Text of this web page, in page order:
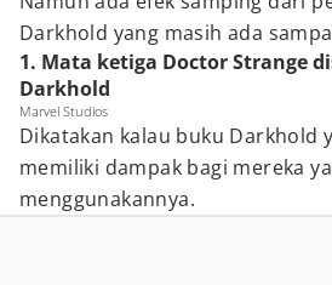
Darkhold yang masih ada
1. Mata ketiga Doctor Strange
Darkhold
Marvel Studios
Dikatakan kalau buku Darkhold
memiliki dampak bagi mereka
menggunakannya.